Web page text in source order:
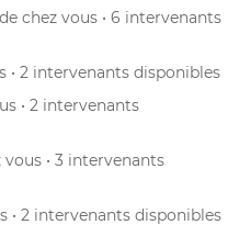
chez vous • 6 intervenants
• 2 intervenants disponibles
• 2 intervenants
vous • 3 intervenants
• 2 intervenants disponibles